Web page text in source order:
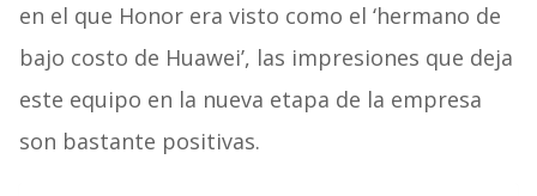
en el que Honor era visto como el ‘hermano de
bajo costo de Huawei’, las impresiones que deja
este equipo en la nueva etapa de la empresa
son bastante positivas.